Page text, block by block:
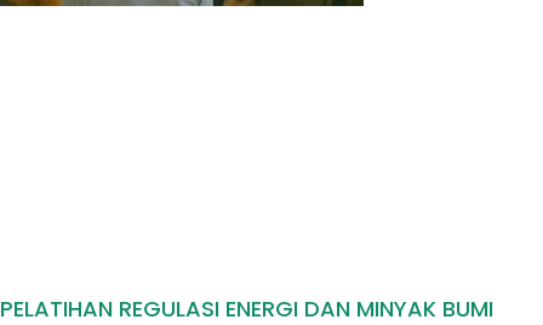
PELATIHAN REGULASI ENERGI DAN MINYAK BUMI